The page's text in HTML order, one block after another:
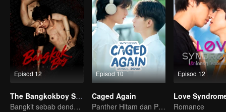
Episod 12
The Bangkokboy Series (Uncut Ver.)
Bangkit sebab dendam, rebah sebab cinta!
Episod 10
Caged Again
Panther Hitam dan Penguin
Episod 12
Love
Romance